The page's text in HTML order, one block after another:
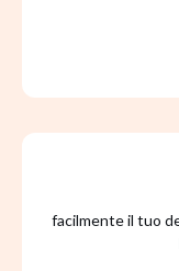
facilmente il tuo